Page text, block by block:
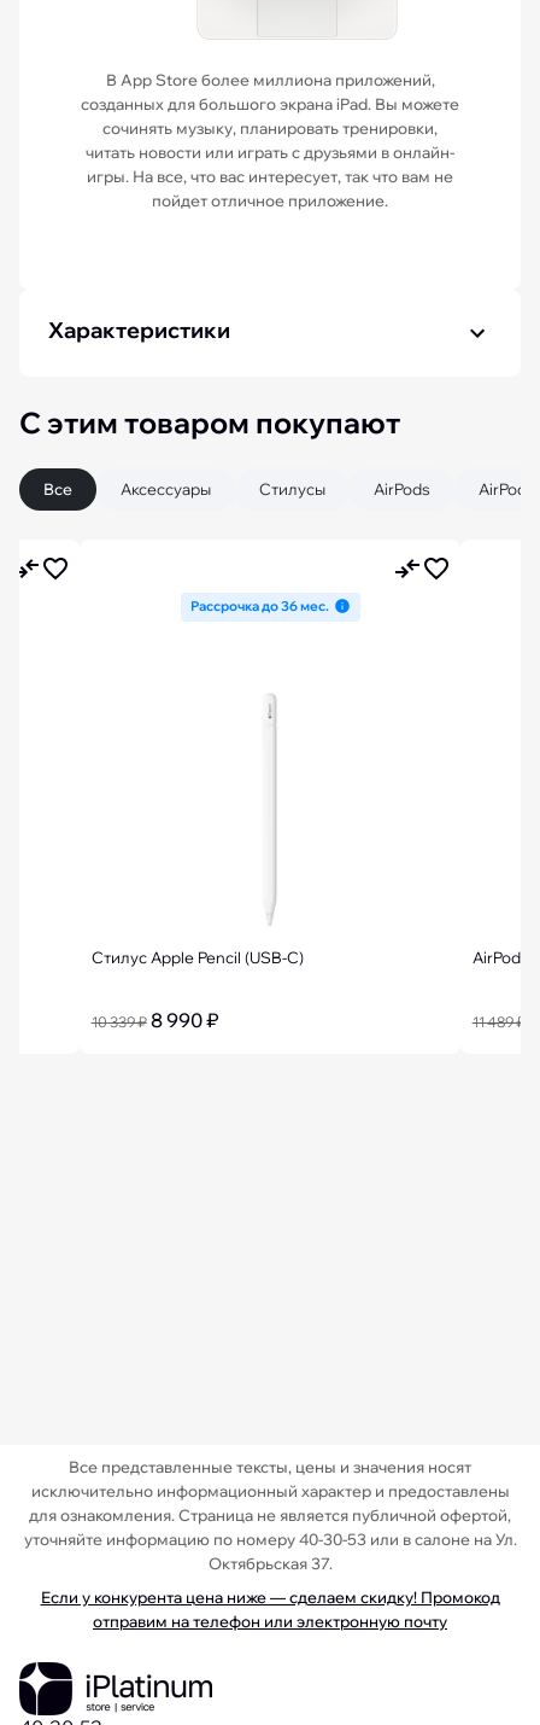
В App Store более миллиона приложений,
созданных для большого экрана iPad. Вы можете
сочинять музыку, планировать тренировки,
читать новости или играть с друзьями в онлайн-
игры. На все, что вас интересует, так что вам не
пойдет отличное приложение.
Характеристики
С этим товаром покупают
Все Аксессуары Стилусы AirPods AirPods
Рассрочка до 36 мес.
Стилус Apple Pencil (USB-C)
10 339 ₽ 8 990 ₽
AirPods
11 489 ₽
Все представленные тексты, цены и значения носят
исключительно информационный характер и предоставлены
для ознакомления. Страница не является публичной офертой,
уточняйте информацию по номеру 40-30-53 или в салоне на Ул.
Октябрьская 37.
Если у конкурента цена ниже — сделаем скидку! Промокод
отправим на телефон или электронную почту